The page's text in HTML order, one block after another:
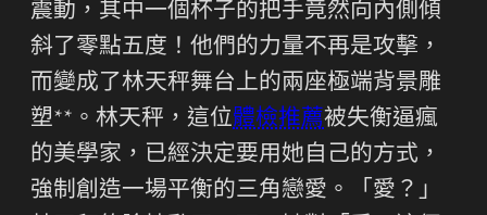
震動，其中一個杯子的把手竟然向內側傾
斜了零點五度！他們的力量不再是攻擊，
而變成了林天秤舞台上的兩座極端背景雕
塑**。林天秤，這位體檢推薦被失衡逼瘋
的美學家，已經決定要用她自己的方式，
強制創造一場平衡的三角戀愛。「愛？」